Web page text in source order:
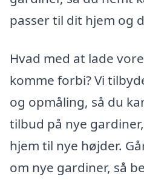
passer til dit hjem og
Hvad med at lade
komme forbi? Vi
og opmåling, så du
tilbud på nye
hjem til nye højder.
om nye gardiner, så